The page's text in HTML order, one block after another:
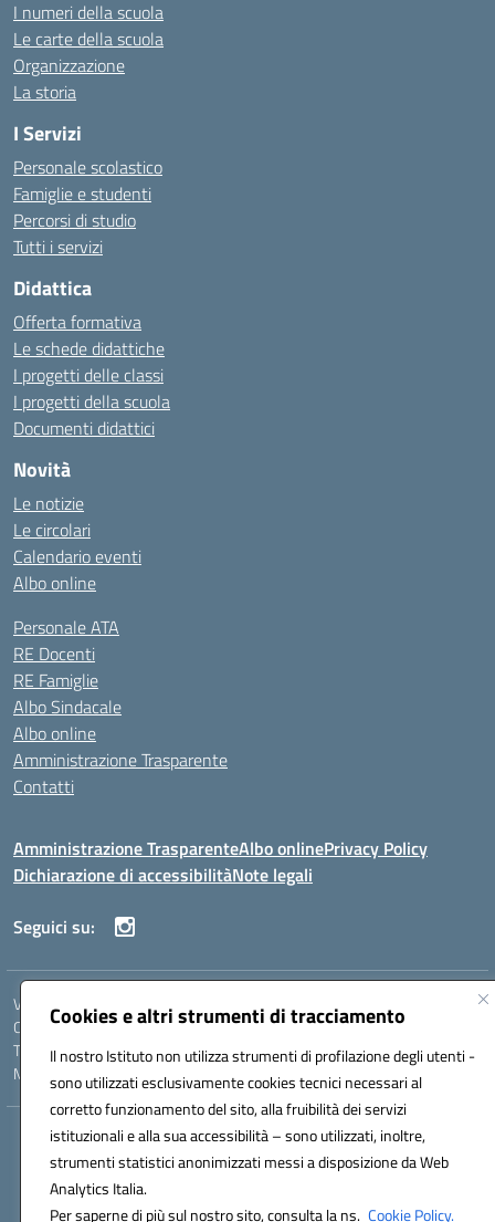
Cookies e altri strumenti di tracciamento
Il nostro Istituto non utilizza strumenti di profilazione degli utenti -
sono utilizzati esclusivamente cookies tecnici necessari al
corretto funzionamento del sito, alla fruibilità dei servizi
istituzionali e alla sua accessibilità – sono utilizzati, inoltre,
strumenti statistici anonimizzati messi a disposizione da Web
Analytics Italia.
Per saperne di più sul nostro sito, consulta la ns. Cookie Policy.
I numeri della scuola
Le carte della scuola
Organizzazione
La storia
I Servizi
Personale scolastico
Famiglie e studenti
Percorsi di studio
Tutti i servizi
Didattica
Offerta formativa
Le schede didattiche
I progetti delle classi
I progetti della scuola
Documenti didattici
Novità
Le notizie
Le circolari
Calendario eventi
Albo online
Personale ATA
RE Docenti
RE Famiglie
Albo Sindacale
Albo online
Amministrazione Trasparente
Contatti
Amministrazione TrasparenteAlbo onlinePrivacy Policy
Dichiarazione di accessibilitàNote legali
Seguici su:
VIA COMM.FUMU 07020 BUDDUSO' (SS)
Codice fiscale: 81000450908 Codice meccanografico: SSIC80600X
Telefono: 079714035 Fax: 079716128
Mail: SSIC80600X@istruzione.it PEC: SSIC80600X@pec.istruzione.it
Hosting & Powered by 3D Solution S.r.l.
Concept & Design by Designers Italia